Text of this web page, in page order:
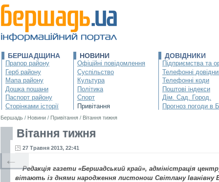
БЕРШАДЩИНА
Прапор району
Герб району
Мапа району
Дошка пошани
Паспорт району
Сторінками історії
НОВИНИ
Офіційні повідомлення
Суспільство
Культура
Політика
Спорт
Привітання
ДОВІДНИКИ
Підприємства та
Телефонні
Телефонні коди
Поштові індекси
Дім. Сад. Город.
Прогноз погоди в
Бершадь / Новини / Привітання / Вітання тижня
Вітання тижня
27 Травня 2013, 22:41
Редакція газети «Бершадський край», адміністрація
вітають із днями народження листонош Світлану Іванівну
←